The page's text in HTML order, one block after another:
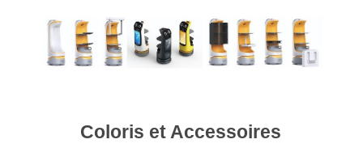
Coloris et Accessoires